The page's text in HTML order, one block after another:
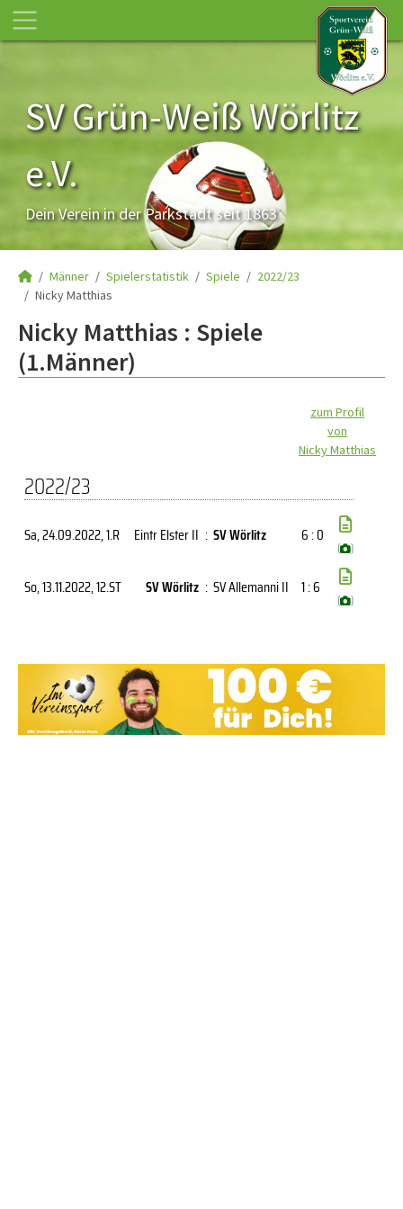
SV Grün-Weiß Wörlitz
e.V.
Dein Verein in der Parkstadt seit 1863
Männer Spielerstatistik Spiele
2022/23
Nicky Matthias
Nicky Matthias : Spiele
(1.Männer)
zum Profil
von
Nicky Matthias
2022/23
Sa, 24.09.2022, 1.R Eintr Elster II : SV Wörlitz 6 : 0
( )
So, 13.11.2022, 12.ST SV Wörlitz : SV Allemanni II 1 : 6
( )